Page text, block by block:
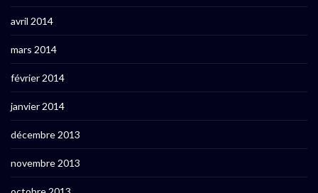
avril 2014
mars 2014
février 2014
janvier 2014
décembre 2013
novembre 2013